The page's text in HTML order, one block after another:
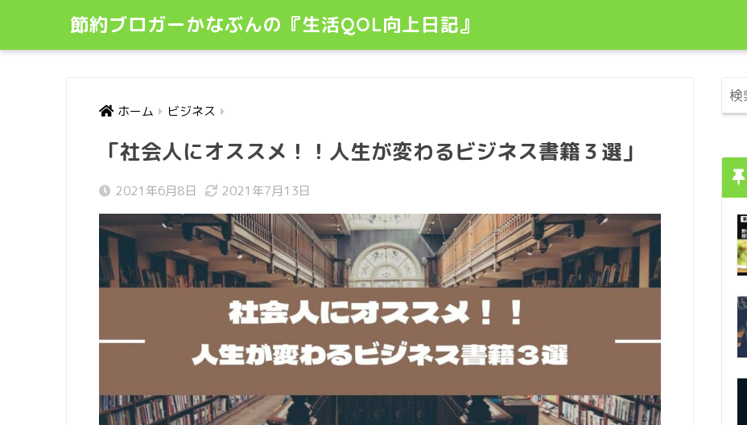
節約ブロガーかなぶんの『生活QOL向上日記』
ホーム ビジネス
「社会人にオススメ！！人生が変わるビジネス書籍３選」
2021年6月8日 2021年7月13日